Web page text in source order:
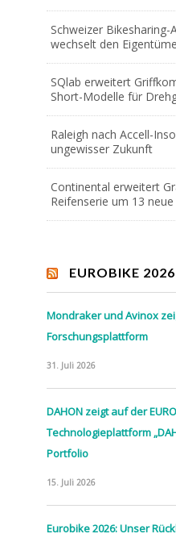
Schweizer Bikesharing-
wechselt den
SQlab erweitert
Short-Modelle für
Raleigh nach Accell-
ungewisser Zukunft
Continental erweitert
Reifenserie um 13
EUROBIKE 2026
Mondraker und Avinox
Forschungsplattform
31. Juli 2026
DAHON zeigt auf der
Technologieplattform
Portfolio
15. Juli 2026
Eurobike 2026: Unser